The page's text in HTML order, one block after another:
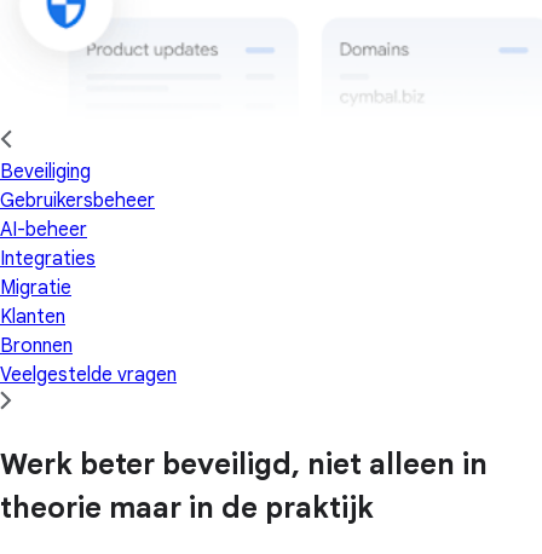
Beveiliging
Gebruikersbeheer
AI-beheer
Integraties
Migratie
Klanten
Bronnen
Veelgestelde vragen
Werk beter beveiligd, niet alleen in
theorie maar in de praktijk